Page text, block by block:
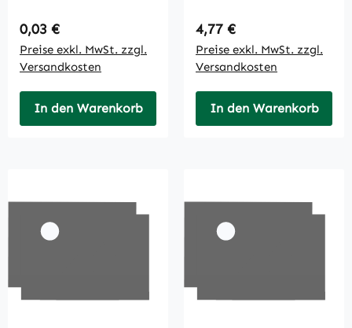
Regulärer Preis:
0,03 €
Preise exkl. MwSt. zzgl.
Versandkosten
In den Warenkorb
Regulärer Preis:
4,77 €
Preise exkl. MwSt. zzgl.
Versandkosten
In den Warenkorb